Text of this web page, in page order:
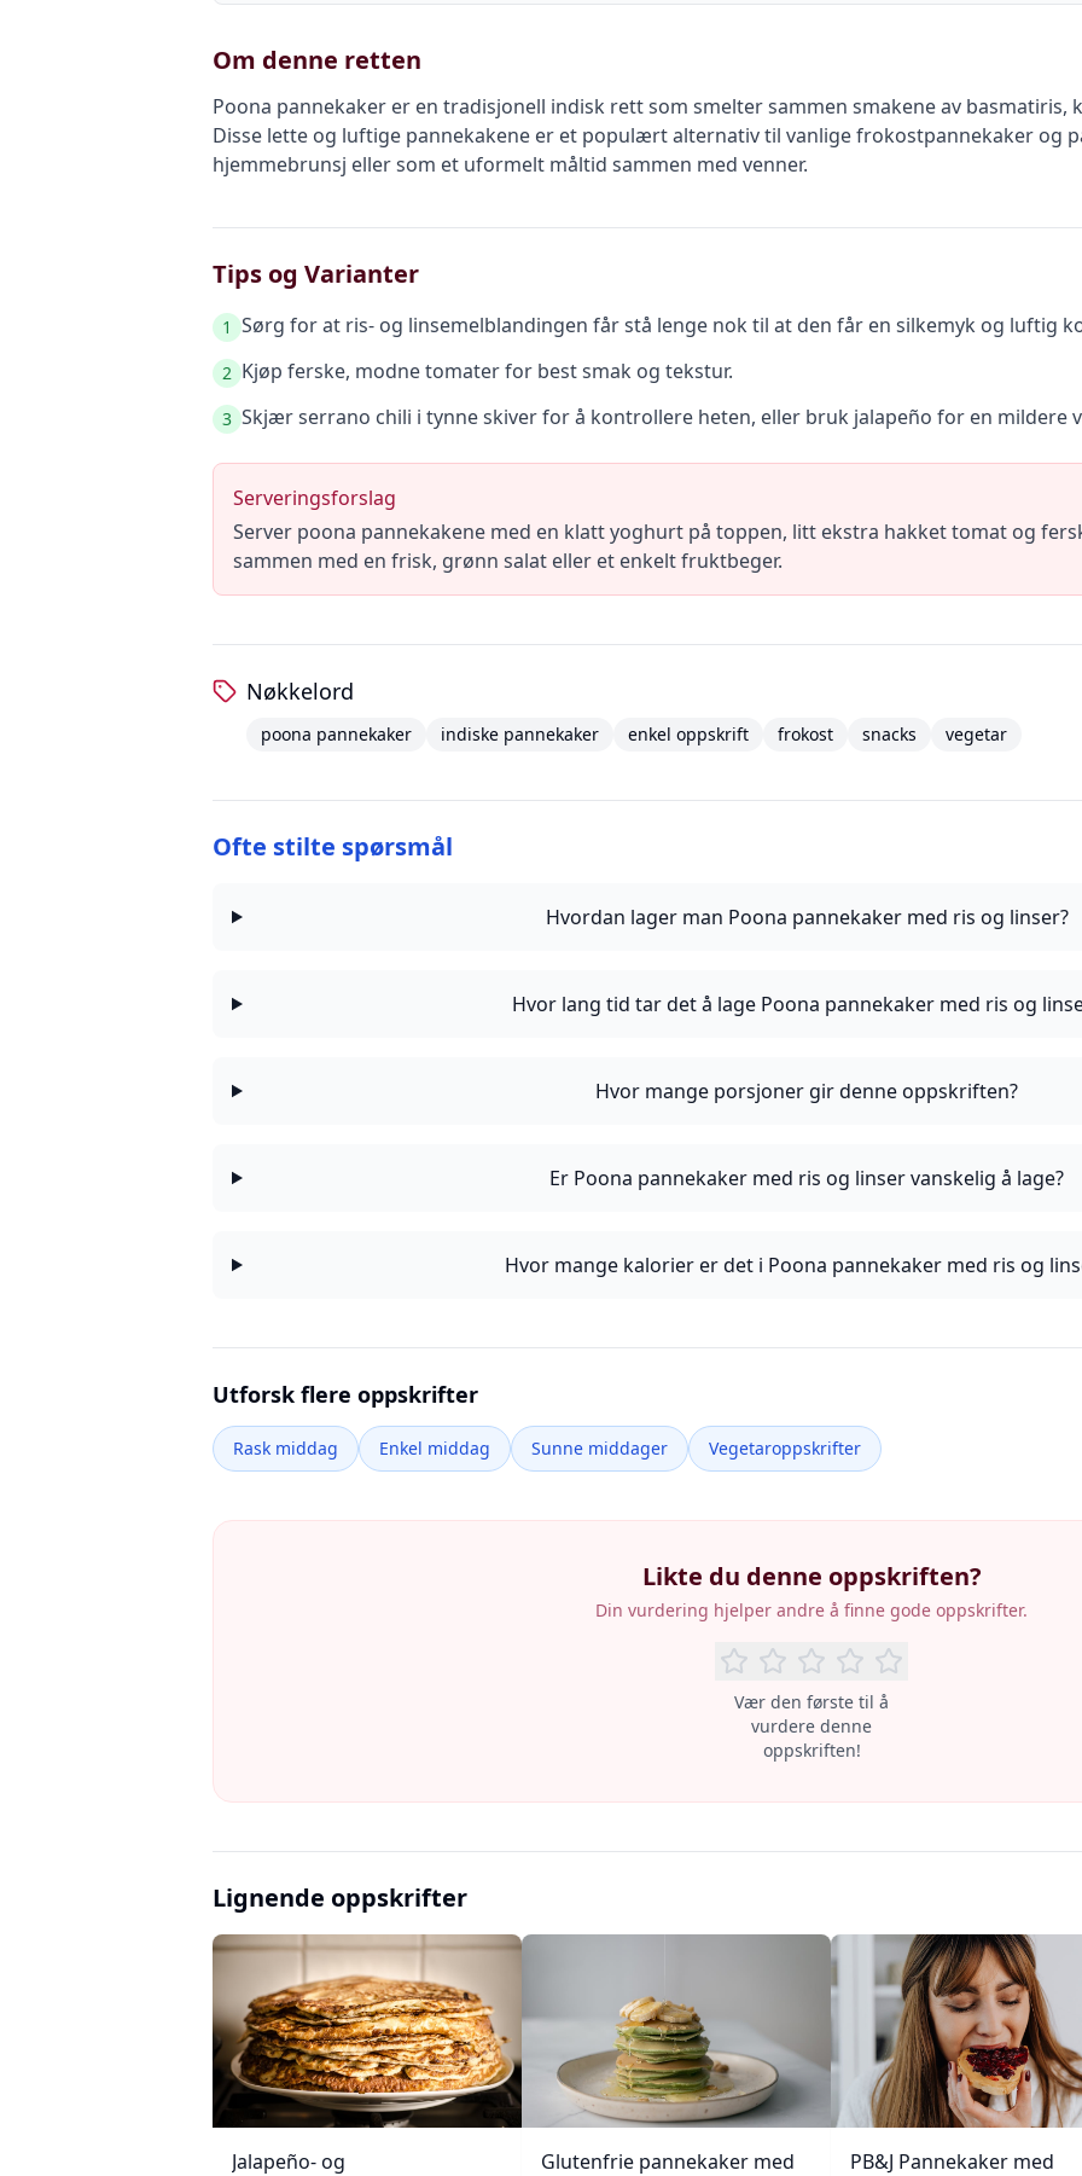
Om denne retten
Poona pannekaker er en tradisjonell indisk rett som smelter sammen smakene av
Disse lette og luftige pannekakene er et populært alternativ til vanlige frokostpannekaker og
hjemmebrunsj eller som et uformelt måltid sammen med venner.
Tips og Varianter
1 Sørg for at ris- og linsemelblandingen får stå lenge nok til at den får en silkemyk og luftig
2 Kjøp ferske, modne tomater for best smak og tekstur.
3 Skjær serrano chili i tynne skiver for å kontrollere heten, eller bruk jalapeño for en mildere
Serveringsforslag
Server poona pannekakene med en klatt yoghurt på toppen, litt ekstra hakket tomat og
sammen med en frisk, grønn salat eller et enkelt fruktbeger.
Nøkkelord
poona pannekaker indiske pannekaker enkel oppskrift frokost snacks vegetar
Ofte stilte spørsmål
Hvordan lager man Poona pannekaker med ris og linser?
Hvor lang tid tar det å lage Poona pannekaker med ris og
Hvor mange porsjoner gir denne oppskriften?
Er Poona pannekaker med ris og linser vanskelig å lage?
Hvor mange kalorier er det i Poona pannekaker med ris og
Utforsk flere oppskrifter
Rask middag Enkel middag Sunne middager Vegetaroppskrifter
Likte du denne oppskriften?
Din vurdering hjelper andre å finne gode oppskrifter.
Vær den første til å
vurdere denne
oppskriften!
Lignende oppskrifter
Jalapeño- og Glutenfrie pannekaker med PB&J Pannekaker med